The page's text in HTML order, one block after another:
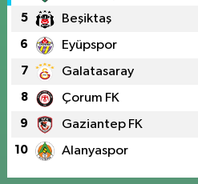
5 Beşiktaş
6 Eyüpspor
7 Galatasaray
8 Çorum FK
9 Gaziantep FK
10 Alanyaspor